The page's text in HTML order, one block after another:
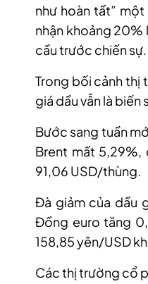
như hoàn tất”
nhận khoảng 20%
cầu trước chiến sự.
Trong bối cảnh thị
giá dầu vẫn là
Bước sang tuần
Brent mất 5,29%,
91,06 USD/thùng.
Đà giảm của dầu
Đồng euro tăng
158,85 yên/USD
Các thị trường cổ